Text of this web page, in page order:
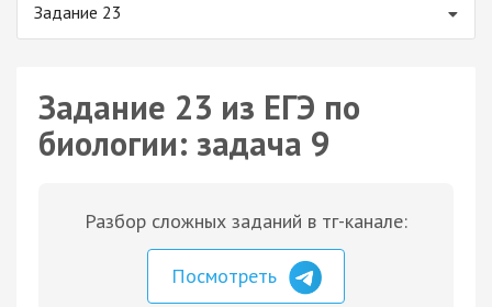
Задание 23
Задание 23 из ЕГЭ по
биологии: задача 9
Разбор сложных заданий в тг-канале:
Посмотреть